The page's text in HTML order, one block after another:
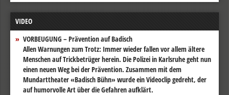
VIDEO
VORBEUGUNG – Prävention auf Badisch
Allen Warnungen zum Trotz: Immer wieder fallen vor allem ältere
Menschen auf Trickbetrüger herein. Die Polizei in Karlsruhe geht nun
einen neuen Weg bei der Prävention. Zusammen mit dem
Mundarttheater «Badisch Bühn» wurde ein Videoclip gedreht, der
auf humorvolle Art über die Gefahren aufklärt.